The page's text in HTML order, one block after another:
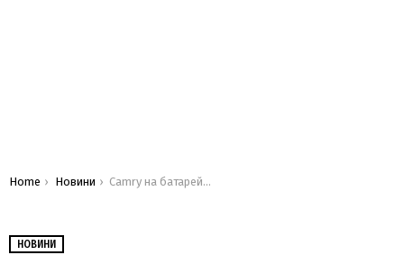
You are here:
Home Новини Camry на батарейках: електромобіль Toyota bZ5 вдалося побачити під час тестів
НОВИНИ